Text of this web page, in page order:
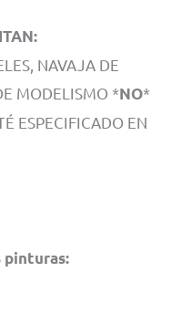
NAVAJA DE
MODELISMO *NO*
ESPECIFICADO EN
pinturas: